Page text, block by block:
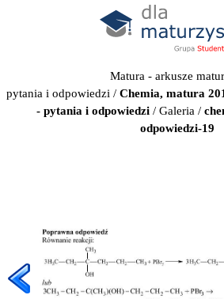
Matura - arkusze
pytania i odpowiedzi / Chemia, matura
- pytania i odpowiedzi/ Galeria /
odpowiedzi-19